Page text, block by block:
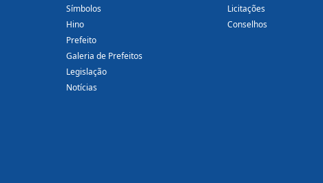
Símbolos
Hino
Prefeito
Galeria de Prefeitos
Legislação
Notícias
Licitações
Conselhos